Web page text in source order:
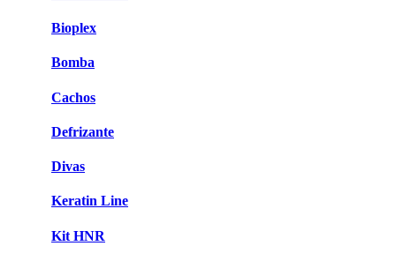
Bioplex
Bomba
Cachos
Defrizante
Divas
Keratin Line
Kit HNR